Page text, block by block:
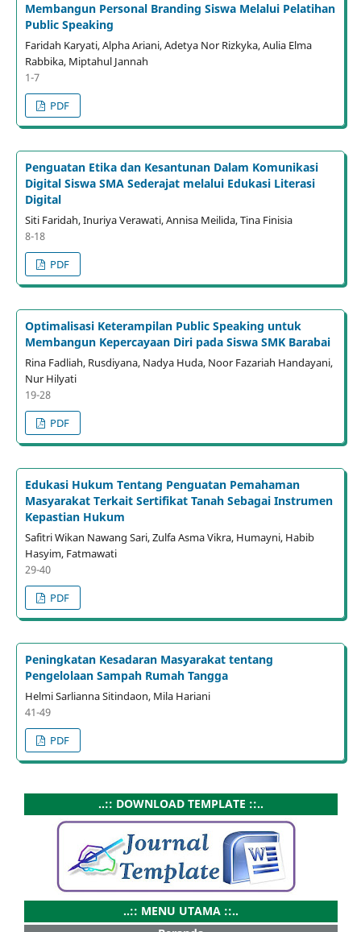
Membangun Personal Branding Siswa Melalui Pelatihan
Public Speaking
Faridah Karyati, Alpha Ariani, Adetya Nor Rizkyka, Aulia Elma
Rabbika, Miptahul Jannah
1-7
PDF
Penguatan Etika dan Kesantunan Dalam Komunikasi
Digital Siswa SMA Sederajat melalui Edukasi Literasi
Digital
Siti Faridah, Inuriya Verawati, Annisa Meilida, Tina Finisia
8-18
PDF
Optimalisasi Keterampilan Public Speaking untuk
Membangun Kepercayaan Diri pada Siswa SMK Barabai
Rina Fadliah, Rusdiyana, Nadya Huda, Noor Fazariah Handayani,
Nur Hilyati
19-28
PDF
Edukasi Hukum Tentang Penguatan Pemahaman
Masyarakat Terkait Sertifikat Tanah Sebagai Instrumen
Kepastian Hukum
Safitri Wikan Nawang Sari, Zulfa Asma Vikra, Humayni, Habib
Hasyim, Fatmawati
29-40
PDF
Peningkatan Kesadaran Masyarakat tentang
Pengelolaan Sampah Rumah Tangga
Helmi Sarlianna Sitindaon, Mila Hariani
41-49
PDF
..:: DOWNLOAD TEMPLATE ::..
..:: MENU UTAMA ::..